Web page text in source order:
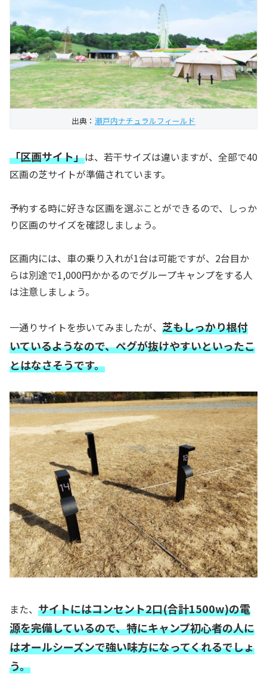
出典： 瀬戸内ナチュラルフィールド
「区画サイト」は、若干サイズは違いますが、全部で40
区画の芝サイトが準備されています。
予約する時に好きな区画を選ぶことができるので、しっか
り区画のサイズを確認しましょう。
区画内には、車の乗り入れが1台は可能ですが、2台目か
らは別途で1,000円かかるのでグループキャンプをする人
は注意しましょう。
一通りサイトを歩いてみましたが、 芝もしっかり根付
いているようなので、ペグが抜けやすいといったこ
とはなさそうです。
また、 サイトにはコンセント2口(合計1500w)の電
源を完備しているので、特にキャンプ初心者の人に
はオールシーズンで強い味方になってくれるでしょ
う。